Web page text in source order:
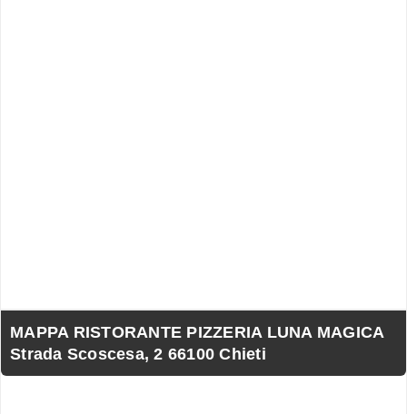
MAPPA RISTORANTE PIZZERIA LUNA MAGICA
Strada Scoscesa, 2 66100 Chieti